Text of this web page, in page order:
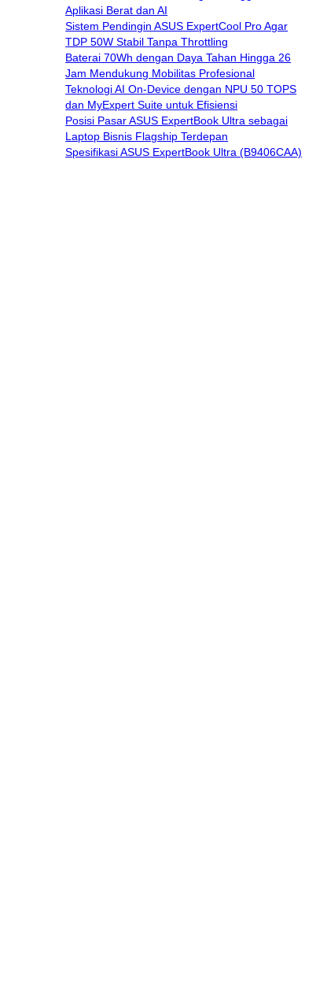
Aplikasi Berat dan AI
Sistem Pendingin ASUS ExpertCool Pro Agar
TDP 50W Stabil Tanpa Throttling
Baterai 70Wh dengan Daya Tahan Hingga 26
Jam Mendukung Mobilitas Profesional
Teknologi AI On-Device dengan NPU 50 TOPS
dan MyExpert Suite untuk Efisiensi
Posisi Pasar ASUS ExpertBook Ultra sebagai
Laptop Bisnis Flagship Terdepan
Spesifikasi ASUS ExpertBook Ultra (B9406CAA)